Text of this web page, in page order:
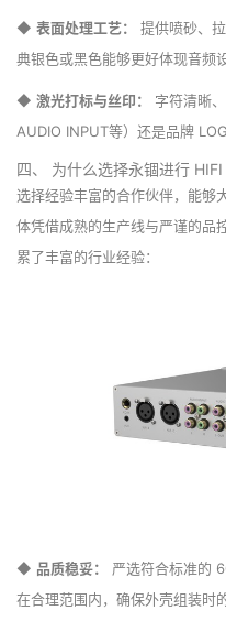
◆ 表面处理工艺：
提供喷砂、
典银色或黑色能够更好体现音频
◆ 激光打标与丝印：
字符清晰
AUDIO INPUT等）还是品牌
四、 为什么选择永锢进行 HIFI
选择经验丰富的合作伙伴，能够
体凭借成熟的生产线与严谨的品
累了丰富的行业经验：
◆ 品质稳妥：
严选符合标准的
在合理范围内，确保外壳组装时